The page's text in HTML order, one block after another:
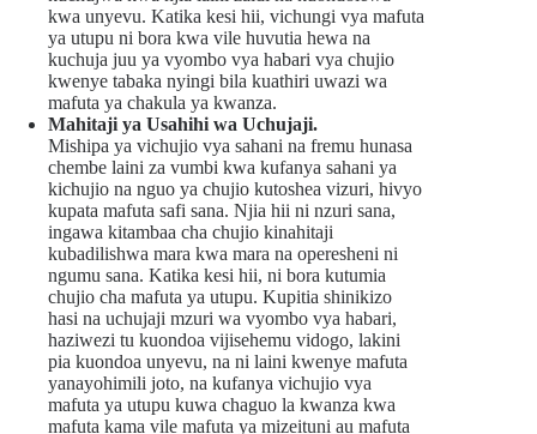
kwa unyevu. Katika kesi hii, vichungi vya mafuta
ya utupu ni bora kwa vile huvutia hewa na
kuchuja juu ya vyombo vya habari vya chujio
kwenye tabaka nyingi bila kuathiri uwazi wa
mafuta ya chakula ya kwanza.
Mahitaji ya Usahihi wa Uchujaji.
Mishipa ya vichujio vya sahani na fremu hunasa
chembe laini za vumbi kwa kufanya sahani ya
kichujio na nguo ya chujio kutoshea vizuri, hivyo
kupata mafuta safi sana. Njia hii ni nzuri sana,
ingawa kitambaa cha chujio kinahitaji
kubadilishwa mara kwa mara na operesheni ni
ngumu sana. Katika kesi hii, ni bora kutumia
chujio cha mafuta ya utupu. Kupitia shinikizo
hasi na uchujaji mzuri wa vyombo vya habari,
haziwezi tu kuondoa vijisehemu vidogo, lakini
pia kuondoa unyevu, na ni laini kwenye mafuta
yanayohimili joto, na kufanya vichujio vya
mafuta ya utupu kuwa chaguo la kwanza kwa
mafuta kama vile mafuta ya mizeituni au mafuta